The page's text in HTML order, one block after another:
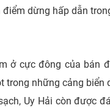
dừng hấp dẫn
ở cực đông của bán
trong những cảng
Uy Hải còn được